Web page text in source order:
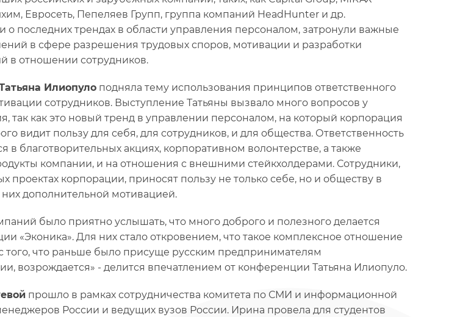
Евросеть, Пепеляев Групп, группа компаний HeadHunter и др.
о последних трендах в области управления персоналом, затронули важные
в сфере разрешения трудовых споров, мотивации и разработки
в отношении сотрудников.
Илиопуло подняла тему использования принципов ответственного
сотрудников. Выступление Татьяны вызвало много вопросов у
так как это новый тренд в управлении персоналом, на который корпорация
видит пользу для себя, для сотрудников, и для общества. Ответственность
в благотворительных акциях, корпоративном волонтерстве, а также
компании, и на отношения с внешними стейкхолдерами. Сотрудники,
проектах корпорации, приносят пользу не только себе, но и обществу в
дополнительной мотивацией.
было приятно услышать, что много доброго и полезного делается
«Эконика». Для них стало откровением, что такое комплексное отношение
того, что раньше было присуще русским предпринимателям
возрождается» - делится впечатлением от конференции Татьяна Илиопуло.
прошло в рамках сотрудничества комитета по СМИ и информационной
России и ведущих вузов России. Ирина провела для студентов